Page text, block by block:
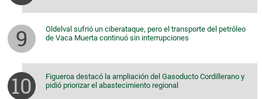
Oldelval sufrió un ciberataque, pero el transporte del petróleo
de Vaca Muerta continuó sin interrupciones
Figueroa destacó la ampliación del Gasoducto Cordillerano y
pidió priorizar el abastecimiento regional